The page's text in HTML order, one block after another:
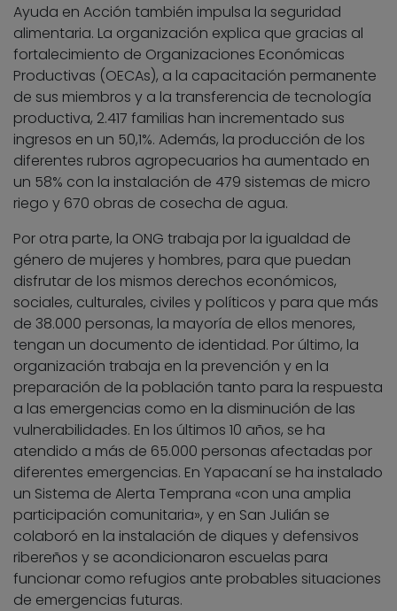
Ayuda en Acción también impulsa la seguridad
alimentaria. La organización explica que gracias al
fortalecimiento de Organizaciones Económicas
Productivas (OECAs), a la capacitación permanente
de sus miembros y a la transferencia de tecnología
productiva, 2.417 familias han incrementado sus
ingresos en un 50,1%. Además, la producción de los
diferentes rubros agropecuarios ha aumentado en
un 58% con la instalación de 479 sistemas de micro
riego y 670 obras de cosecha de agua.
Por otra parte, la ONG trabaja por la igualdad de
género de mujeres y hombres, para que puedan
disfrutar de los mismos derechos económicos,
sociales, culturales, civiles y políticos y para que más
de 38.000 personas, la mayoría de ellos menores,
tengan un documento de identidad. Por último, la
organización trabaja en la prevención y en la
preparación de la población tanto para la respuesta
a las emergencias como en la disminución de las
vulnerabilidades. En los últimos 10 años, se ha
atendido a más de 65.000 personas afectadas por
diferentes emergencias. En Yapacaní se ha instalado
un Sistema de Alerta Temprana «con una amplia
participación comunitaria», y en San Julián se
colaboró en la instalación de diques y defensivos
ribereños y se acondicionaron escuelas para
funcionar como refugios ante probables situaciones
de emergencias futuras.